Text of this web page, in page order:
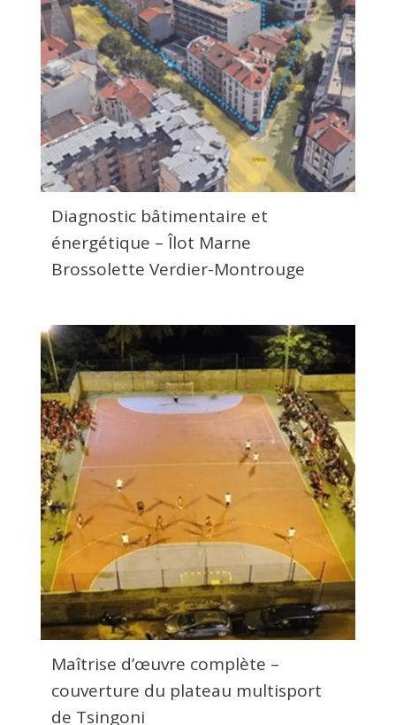
Diagnostic bâtimentaire et
énergétique – Îlot Marne
Brossolette Verdier-Montrouge
Maîtrise d’œuvre complète –
couverture du plateau multisport
de Tsingoni